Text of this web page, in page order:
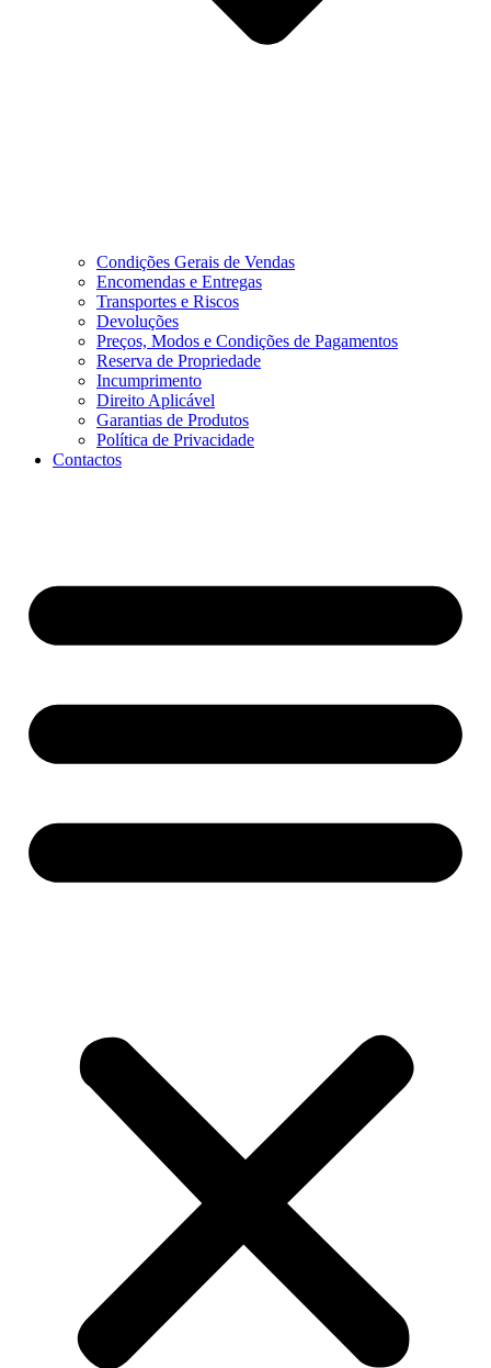
Condições Gerais de Vendas
Encomendas e Entregas
Transportes e Riscos
Devoluções
Preços, Modos e Condições de Pagamentos
Reserva de Propriedade
Incumprimento
Direito Aplicável
Garantias de Produtos
Política de Privacidade
Contactos